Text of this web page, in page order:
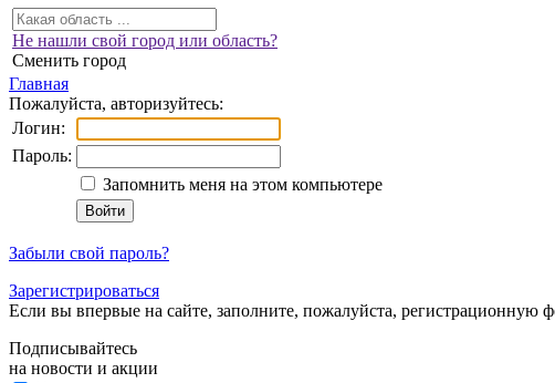
Не нашли свой город или область?
Сменить город
Главная
Пожалуйста, авторизуйтесь:
Логин:
Пароль:
Запомнить меня на этом компьютере
Забыли свой пароль?
Зарегистрироваться
Если вы впервые на сайте, заполните, пожалуйста, регистрационную
Подписывайтесь
на новости и акции